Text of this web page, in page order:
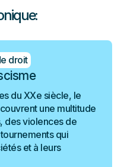
droit
du XXe siècle, le
une multitude
des violences de
qui
et à leurs